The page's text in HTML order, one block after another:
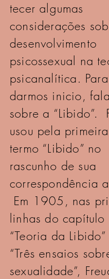
tecer algumas
considerações
desenvolvimento
psicossexual na
psicanalítica. Para
darmos inicio,
sobre a “Libido”.
usou pela
termo “Libido” no
rascunho de sua
correspondência
Em 1905, nas
linhas do capítulo
“Teoria da
“Três ensaios
sexualidade”,